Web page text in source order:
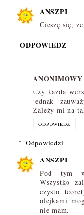
ANSZPI
Cieszę się,
ODPOWIEDZ
ANONIMOWY
Czy każda
jednak
Zależy mi na
ODPOWIEDZ
Odpowiedzi
ANSZPI
Pod tym
Wszystko
czysto
olejkami
nie mam.